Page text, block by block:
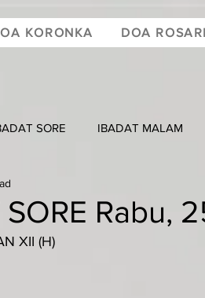
KORONKA DOA
SORE IBADAT MALAM
SORE Rabu,
XII (H)